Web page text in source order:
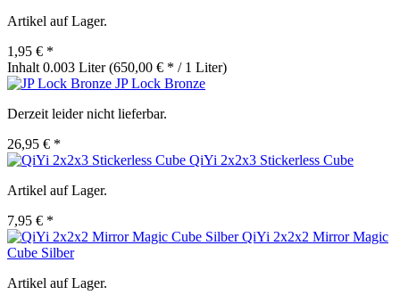
Artikel auf Lager.
1,95 € *
Inhalt 0.003 Liter(650,00 € * / 1 Liter)
JP Lock Bronze
Derzeit leider nicht lieferbar.
26,95 € *
QiYi 2x2x3 Stickerless Cube
Artikel auf Lager.
7,95 € *
QiYi 2x2x2 Mirror Magic
Cube Silber
Artikel auf Lager.